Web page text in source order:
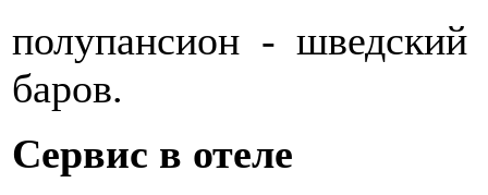
полупансион - шведский
баров.
Cервис в отеле